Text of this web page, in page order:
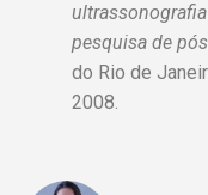
pesquisa de
do Rio de
2008.